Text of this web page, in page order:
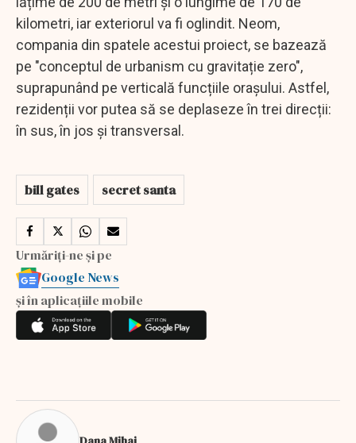
kilometri, iar exteriorul va fi oglindit. Neom,
compania din spatele acestui proiect, se bazează
pe "conceptul de urbanism cu gravitație zero",
suprapunând pe verticală funcțiile orașului. Astfel,
rezidenții vor putea să se deplaseze în trei direcții:
în sus, în jos și transversal.
bill gates secret santa
Urmăriți-ne și pe
Google News
și în aplicațiile mobile